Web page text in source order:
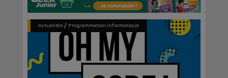
Actualités/ Programmation informatique